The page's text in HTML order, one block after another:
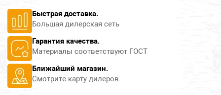
Быстрая доставка.
Большая дилерская сеть
Гарантия качества.
Материалы соответствуют ГОСТ
Ближайший магазин.
Смотрите карту дилеров